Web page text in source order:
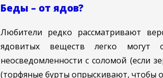
Беды – от ядов?
Любители редко рассматривают
ядовитых веществ легко могут
неосведомленности с соломой (если
(торфяные бурты опрыскивают, чтобы